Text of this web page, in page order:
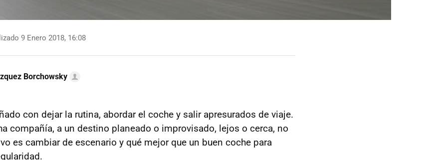
9 Enero 2018, 16:08
Borchowsky
con dejar la rutina, abordar el coche y salir apresurados de viaje.
compañía, a un destino planeado o improvisado, lejos o cerca, no
es cambiar de escenario y qué mejor que un buen coche para